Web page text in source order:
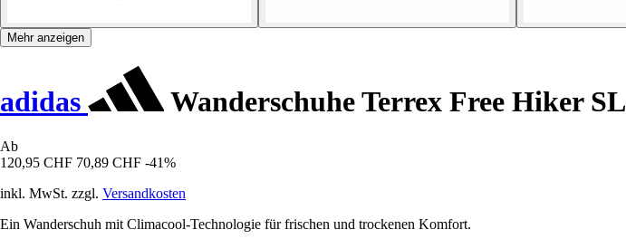
Mehr anzeigen
adidas Wanderschuhe Terrex Free Hiker SL
Ab
120,95 CHF 70,89 CHF -41%
inkl. MwSt. zzgl. Versandkosten
Ein Wanderschuh mit Climacool-Technologie für frischen und trockenen Komfort.